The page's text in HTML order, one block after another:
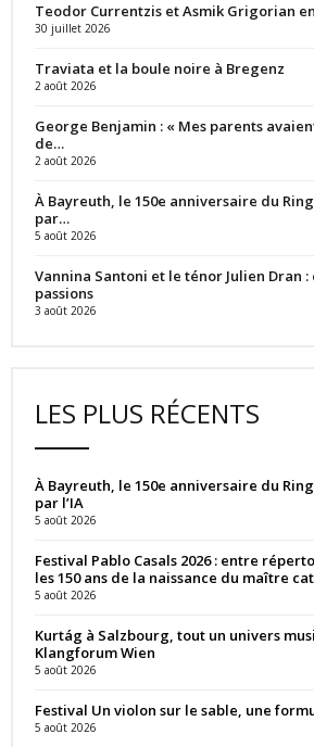
Teodor Currentzis et Asmik Grigorian
30 juillet 2026
Traviata et la boule noire à Bregenz
2 août 2026
George Benjamin : « Mes parents
de…
2 août 2026
À Bayreuth, le 150e anniversaire du
par…
5 août 2026
Vannina Santoni et le ténor Julien Dran
passions
3 août 2026
LES PLUS RÉCENTS
À Bayreuth, le 150e anniversaire du
par l’IA
5 août 2026
Festival Pablo Casals 2026 : entre
les 150 ans de la naissance du maître
5 août 2026
Kurtág à Salzbourg, tout un univers
Klangforum Wien
5 août 2026
Festival Un violon sur le sable, une
5 août 2026